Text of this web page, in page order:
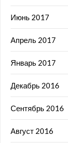
Июнь 2017
Апрель 2017
Январь 2017
Декабрь 2016
Сентябрь 2016
Август 2016